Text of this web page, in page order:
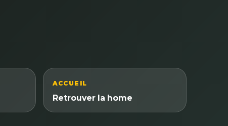
ACCUEIL
Retrouver la home